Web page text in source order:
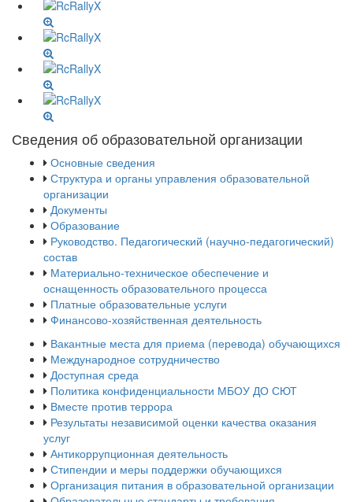
Сведения об образовательной организации
Основные сведения
Структура и органы управления образовательной
организации
Документы
Образование
Руководство. Педагогический (научно-педагогический)
состав
Материально-техническое обеспечение и
оснащенность образовательного процесса
Платные образовательные услуги
Финансово-хозяйственная деятельность
Вакантные места для приема (перевода) обучающихся
Международное сотрудничество
Доступная среда
Политика конфиденциальности МБОУ ДО СЮТ
Вместе против террора
Результаты независимой оценки качества оказания
услуг
Антикоррупционная деятельность
Стипендии и меры поддержки обучающихся
Организация питания в образовательной организации